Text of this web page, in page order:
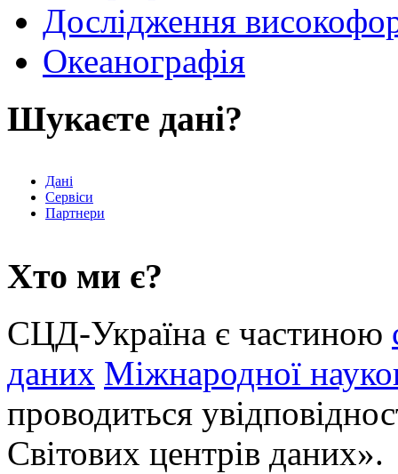
Дослідження
Океанографія
Шукаєте дані?
Дані
Сервіси
Партнери
Хто ми є?
СЦД-Україна є частиною
даних Міжнародної
проводиться
Світових центрів даних».